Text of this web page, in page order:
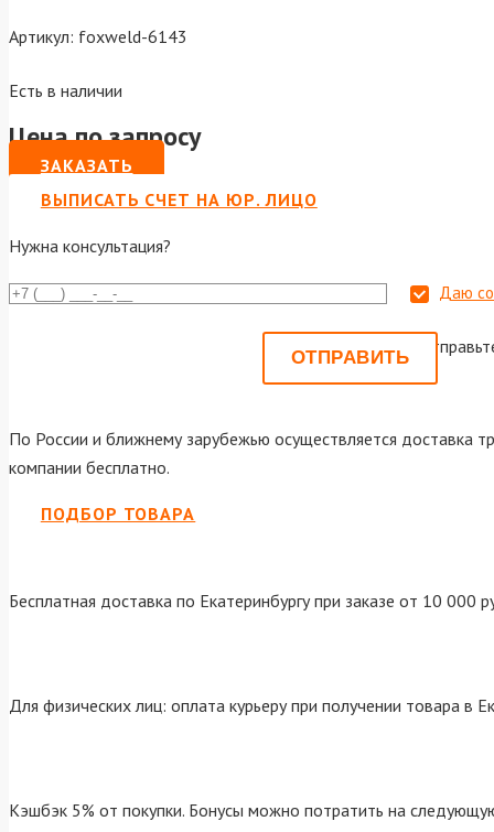
Артикул: foxweld-6143
Есть в наличии
Цена по запросу
ЗАКАЗАТЬ
ВЫПИСАТЬ СЧЕТ НА ЮР. ЛИЦО
Нужна консультация?
Даю
Или
По России и ближнему зарубежью осуществляется доставка
компании бесплатно.
ПОДБОР ТОВАРА
Бесплатная доставка по Екатеринбургу при заказе от 10 000
Для физических лиц: оплата курьеру при получении товара в
Кэшбэк 5% от покупки. Бонусы можно потратить на